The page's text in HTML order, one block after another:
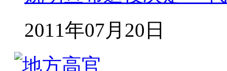
2011年07月20日